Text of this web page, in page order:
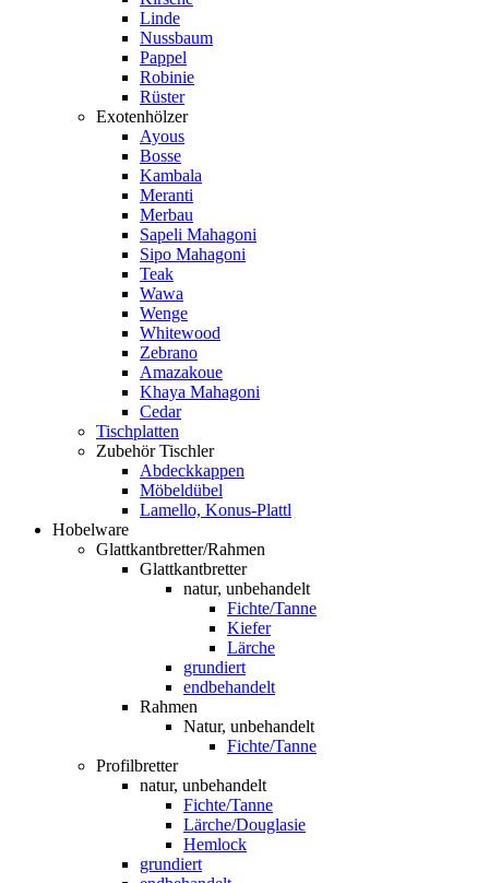
Linde
Nussbaum
Pappel
Robinie
Rüster
Exotenhölzer
Ayous
Bosse
Kambala
Meranti
Merbau
Sapeli Mahagoni
Sipo Mahagoni
Teak
Wawa
Wenge
Whitewood
Zebrano
Amazakoue
Khaya Mahagoni
Cedar
Tischplatten
Zubehör Tischler
Abdeckkappen
Möbeldübel
Lamello, Konus-Plattl
Hobelware
Glattkantbretter/Rahmen
Glattkantbretter
natur, unbehandelt
Fichte/Tanne
Kiefer
Lärche
grundiert
endbehandelt
Rahmen
Natur, unbehandelt
Fichte/Tanne
Profilbretter
natur, unbehandelt
Fichte/Tanne
Lärche/Douglasie
Hemlock
grundiert